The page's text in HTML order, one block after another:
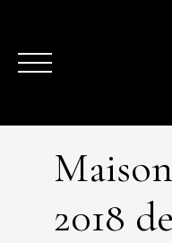
2018